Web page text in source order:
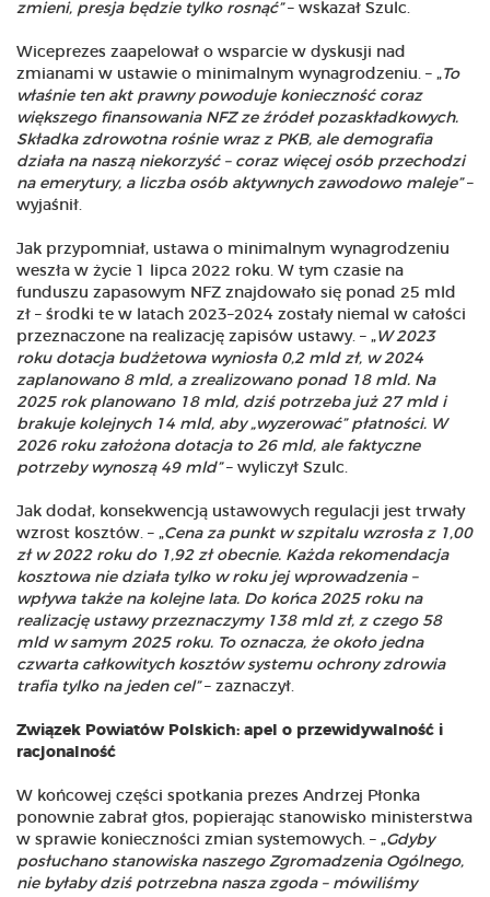
zmieni, presja będzie tylko rosnąć”– wskazał Szulc.
Wiceprezes zaapelował o wsparcie w dyskusji nad
zmianami w ustawie o minimalnym wynagrodzeniu. – „To
właśnie ten akt prawny powoduje konieczność coraz
większego finansowania NFZ ze źródeł pozaskładkowych.
Składka zdrowotna rośnie wraz z PKB, ale demografia
działa na naszą niekorzyść – coraz więcej osób przechodzi
na emerytury, a liczba osób aktywnych zawodowo maleje”–
wyjaśnił.
Jak przypomniał, ustawa o minimalnym wynagrodzeniu
weszła w życie 1 lipca 2022 roku. W tym czasie na
funduszu zapasowym NFZ znajdowało się ponad 25 mld
zł – środki te w latach 2023–2024 zostały niemal w całości
przeznaczone na realizację zapisów ustawy. – „W 2023
roku dotacja budżetowa wyniosła 0,2 mld zł, w 2024
zaplanowano 8 mld, a zrealizowano ponad 18 mld. Na
2025 rok planowano 18 mld, dziś potrzeba już 27 mld i
brakuje kolejnych 14 mld, aby „wyzerować” płatności. W
2026 roku założona dotacja to 26 mld, ale faktyczne
potrzeby wynoszą 49 mld”– wyliczył Szulc.
Jak dodał, konsekwencją ustawowych regulacji jest trwały
wzrost kosztów. – „Cena za punkt w szpitalu wzrosła z 1,00
zł w 2022 roku do 1,92 zł obecnie. Każda rekomendacja
kosztowa nie działa tylko w roku jej wprowadzenia –
wpływa także na kolejne lata. Do końca 2025 roku na
realizację ustawy przeznaczymy 138 mld zł, z czego 58
mld w samym 2025 roku. To oznacza, że około jedna
czwarta całkowitych kosztów systemu ochrony zdrowia
trafia tylko na jeden cel”– zaznaczył.
Związek Powiatów Polskich: apel o przewidywalność i
racjonalność
W końcowej części spotkania prezes Andrzej Płonka
ponownie zabrał głos, popierając stanowisko ministerstwa
w sprawie konieczności zmian systemowych. – „Gdyby
posłuchano stanowiska naszego Zgromadzenia Ogólnego,
nie byłaby dziś potrzebna nasza zgoda – mówiliśmy